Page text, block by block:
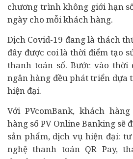
chương trình không giới hạn
ngày cho mỗi khách hàng.
Dịch Covid-19 đang là thách
đây được coi là thời điểm tạo
thanh toán số. Bước vào thời
ngân hàng đều phát triển dựa
hiện đại.
Với PVcomBank, khách
hàng số PV Online Banking sẽ
sản phẩm, dịch vụ hiện đại:
nghệ thanh toán QR Pay,